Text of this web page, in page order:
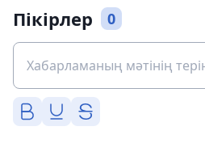
Пікірлер 0